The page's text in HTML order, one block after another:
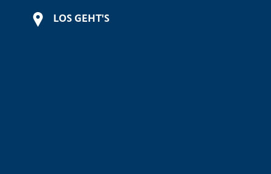
LOS GEHT'S